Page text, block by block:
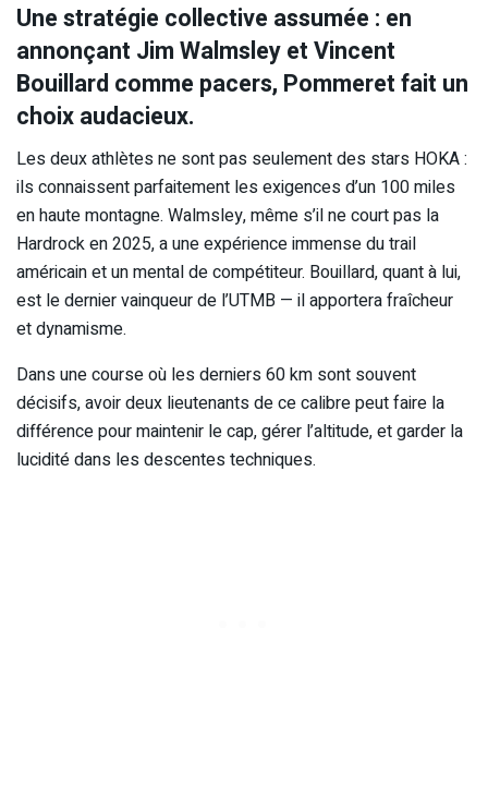
Une stratégie collective assumée : en
annonçant Jim Walmsley et Vincent
Bouillard comme pacers, Pommeret fait un
choix audacieux.
Les deux athlètes ne sont pas seulement des stars HOKA :
ils connaissent parfaitement les exigences d’un 100 miles
en haute montagne. Walmsley, même s’il ne court pas la
Hardrock en 2025, a une expérience immense du trail
américain et un mental de compétiteur. Bouillard, quant à lui,
est le dernier vainqueur de l’UTMB — il apportera fraîcheur
et dynamisme.
Dans une course où les derniers 60 km sont souvent
décisifs, avoir deux lieutenants de ce calibre peut faire la
différence pour maintenir le cap, gérer l’altitude, et garder la
lucidité dans les descentes techniques.